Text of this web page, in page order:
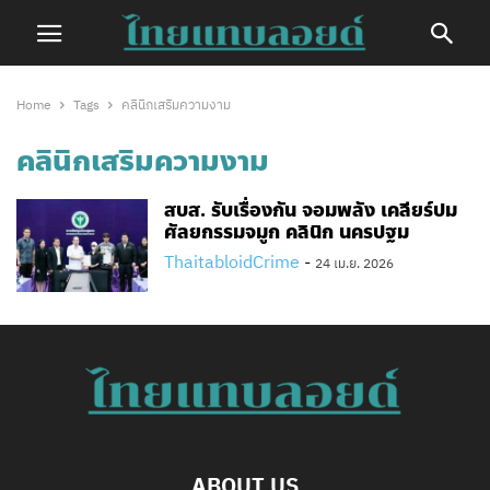
Home Tags คลินิกเสริมความงาม
คลินิกเสริมความงาม
สบส. รับเรื่องกัน จอมพลัง เคลียร์ปม
ศัลยกรรมจมูก คลินิก นครปฐม
ThaitabloidCrime - 24 เม.ย. 2026